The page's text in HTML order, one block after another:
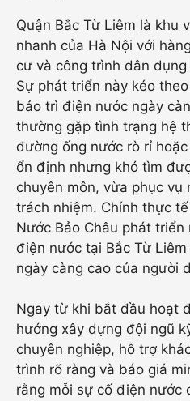
Quận Bắc Từ Liêm là khu
nhanh của Hà Nội với
cư và công trình dân
Sự phát triển này kéo
bảo trì điện nước ngày
thường gặp tình trạng hệ
đường ống nước rò rỉ
ổn định nhưng khó tìm
chuyên môn, vừa phục vụ
trách nhiệm. Chính thực
Nước Bảo Châu phát
điện nước tại Bắc Từ
ngày càng cao của người
Ngay từ khi bắt đầu hoạt
hướng xây dựng đội ngũ
chuyên nghiệp, hỗ trợ
trình rõ ràng và báo giá
rằng mỗi sự cố điện nước